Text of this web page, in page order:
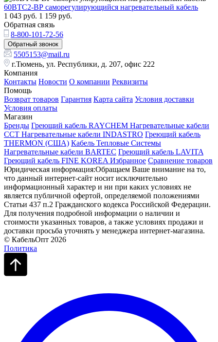
60ВТС2-ВР саморегулирующийся нагревательный кабель
1 043 руб. 1 159 руб.
Обратная связь
8-800-101-72-56
Обратный звонок
5505153@mail.ru
г.Тюмень, ул. Республики, д. 207, офис 222
Компания
Контакты Новости О компании Реквизиты
Помощь
Возврат товаров Гарантия Карта сайта Условия доставки
Условия оплаты
Магазин
Бренды Греющий кабель RAYCHEM Нагревательные кабели
ССТ Нагревательные кабели INDASTRO Греющий кабель
THERMON (США) Кабель Тепловые Системы
Нагревательные кабели BARTEC Греющий кабель LAVITA
Греющий кабель FINE KOREA Избранное Сравнение товаров
Юридическая информация:Обращаем Ваше внимание на то,
что данный интернет-сайт носит исключительно
информационный характер и ни при каких условиях не
является публичной офертой, определяемой положениями
Статьи 437 п.2 Гражданского кодекса Российской Федерации.
Для получения подробной информации о наличии и
стоимости указанных товаров, а также условиях продажи и
доставки просьба уточнять у менеджера интернет-магазина.
© КабельОпт 2026
Политика